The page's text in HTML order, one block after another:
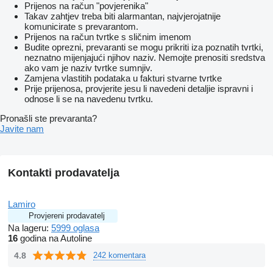
Prijenos na račun "povjerenika"
Takav zahtjev treba biti alarmantan, najvjerojatnije
komunicirate s prevarantom.
Prijenos na račun tvrtke s sličnim imenom
Budite oprezni, prevaranti se mogu prikriti iza poznatih tvrtki,
neznatno mijenjajući njihov naziv. Nemojte prenositi sredstva
ako vam je naziv tvrtke sumnjiv.
Zamjena vlastitih podataka u fakturi stvarne tvrtke
Prije prijenosa, provjerite jesu li navedeni detaljie ispravni i
odnose li se na navedenu tvrtku.
Pronašli ste prevaranta?
Javite nam
Kontakti prodavatelja
Lamiro
Provjereni prodavatelj
Na lageru: 5999 oglasa
16 godina na Autoline
4.8 242 komentara